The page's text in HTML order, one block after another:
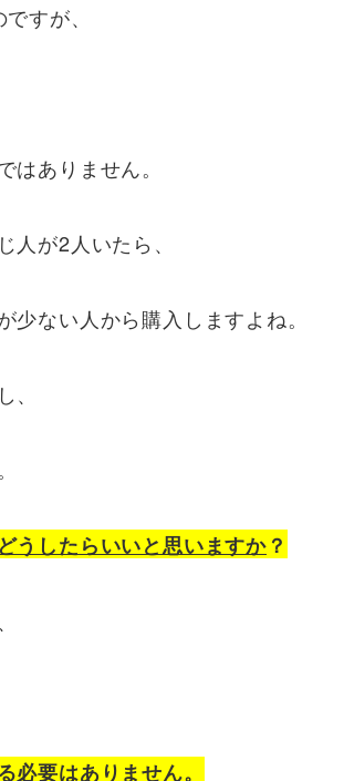
すが、
ありません。
が2人いたら、
少ない人から購入しますよね。
うしたらいいと思いますか？
要はありません。